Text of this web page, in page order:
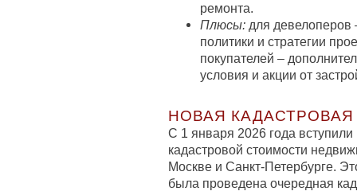
ремонта.
Плюсы: для девелоперов
политики и стратегии
покупателей –
условия и акции от
НОВАЯ
С 1 января 2026 года
кадастровой стоимости
Москве и Санкт-Петербурге.
была проведена очередная